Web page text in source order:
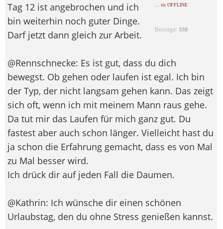
... ist OFFLINE
Beiträge:338
Tag 12 ist angebrochen und ich
bin weiterhin noch guter Dinge.
Darf jetzt dann gleich zur Arbeit.
@Rennschnecke: Es ist gut, dass du dich
bewegst. Ob gehen oder laufen ist egal. Ich bin
der Typ, der nicht langsam gehen kann. Das zeigt
sich oft, wenn ich mit meinem Mann raus gehe.
Da tut mir das Laufen für mich ganz gut. Du
fastest aber auch schon länger. Vielleicht hast du
ja schon die Erfahrung gemacht, dass es von Mal
zu Mal besser wird.
Ich drück dir auf jeden Fall die Daumen.
@Kathrin: Ich wünsche dir einen schönen
Urlaubstag, den du ohne Stress genießen kannst.